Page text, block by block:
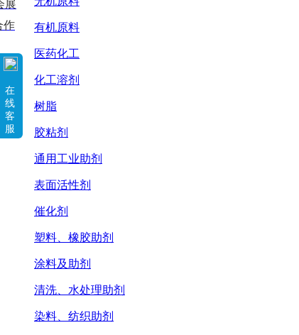
有机原料
医药化工
化工溶剂
树脂
胶粘剂
通用工业助剂
表面活性剂
催化剂
塑料、橡胶助剂
涂料及助剂
清洗、水处理助剂
染料、纺织助剂
展
作
在
线
客
服